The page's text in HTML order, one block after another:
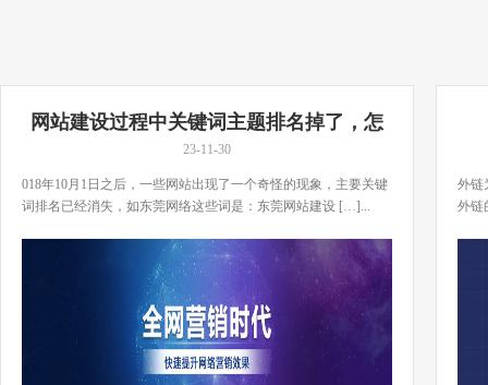
网站建设过程中关键词主题排名掉了，怎
么办？
23-11-30
018年10月1日之后，一些网站出现了一个奇怪的现象，主要关键
词排名已经消失，如东莞网络这些词是：东莞网站建设 […]...
外链
外链